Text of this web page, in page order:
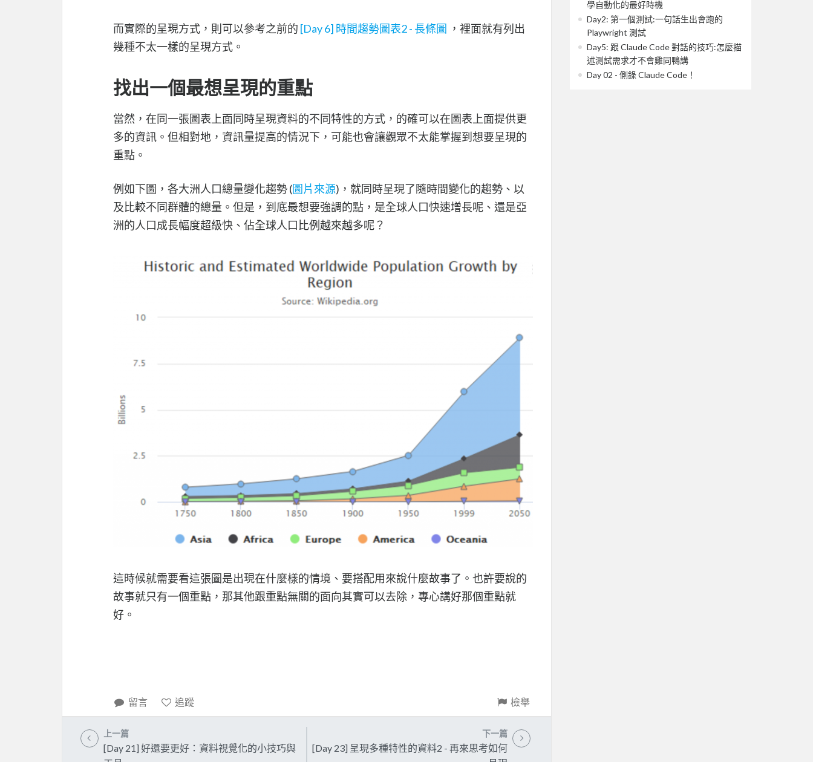
而實際的呈現方式，則可以參考之前的 [Day 6] 時間趨勢圖表2 - 長條圖 ，裡面就有列出
幾種不太一樣的呈現方式。
找出一個最想呈現的重點
當然，在同一張圖表上面同時呈現資料的不同特性的方式，的確可以在圖表上面提供更
多的資訊。但相對地，資訊量提高的情況下，可能也會讓觀眾不太能掌握到想要呈現的
重點。
例如下圖，各大洲人口總量變化趨勢 (圖片來源)，就同時呈現了隨時間變化的趨勢、以
及比較不同群體的總量。但是，到底最想要強調的點，是全球人口快速增長呢、還是亞
洲的人口成長幅度超級快、佔全球人口比例越來越多呢？
這時候就需要看這張圖是出現在什麼樣的情境、要搭配用來說什麼故事了。也許要說的
故事就只有一個重點，那其他跟重點無關的面向其實可以去除，專心講好那個重點就
好。
留言 追蹤 檢舉
上一篇
[Day 21] 好還要更好：資料視覺化的小技巧與
下一篇
[Day 23] 呈現多種特性的資料2 - 再來思考如何
學自動化的最好時機
Day2: 第一個測試:一句話生出會跑的
Playwright 測試
Day5: 跟 Claude Code 對話的技巧:怎麼描
述測試需求才不會雞同鴨講
Day 02 - 側錄 Claude Code！